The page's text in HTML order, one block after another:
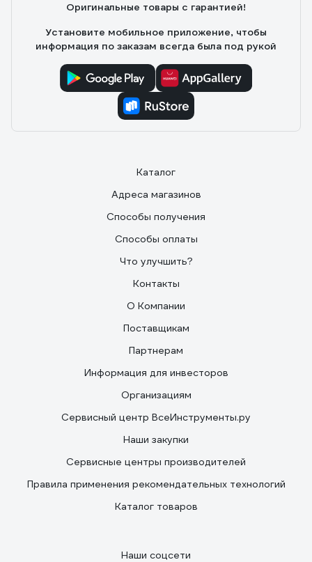
подгонку склеиваемых поверхностей. Обеспечивает
достаточно быстро склеивает и позволяет через
час-два дальнейшую обработку деталей. В
свежнанесенном виде скользкий, позволяет легко
позиционировать детали друг относительно друга.
Оригинальные товары с гарантией!
Установите мобильное приложение, чтобы
информация по заказам всегда была под рукой
Каталог
Адреса магазинов
Способы получения
Способы оплаты
Что улучшить?
Контакты
О Компании
Поставщикам
Партнерам
Информация для инвесторов
Организациям
Сервисный центр ВсеИнструменты.ру
Наши закупки
Сервисные центры производителей
Правила применения рекомендательных технологий
Каталог товаров
Наши соцсети